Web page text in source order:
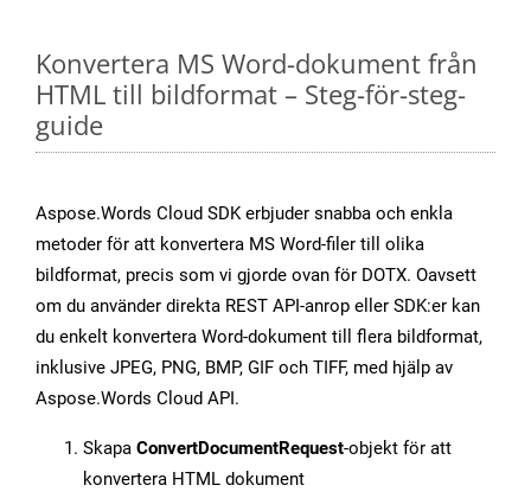
Konvertera MS Word-dokument från
HTML till bildformat – Steg-för-steg-
guide
Aspose.Words Cloud SDK erbjuder snabba och enkla
metoder för att konvertera MS Word-filer till olika
bildformat, precis som vi gjorde ovan för DOTX. Oavsett
om du använder direkta REST API-anrop eller SDK:er kan
du enkelt konvertera Word-dokument till flera bildformat,
inklusive JPEG, PNG, BMP, GIF och TIFF, med hjälp av
Aspose.Words Cloud API.
Skapa ConvertDocumentRequest-objekt för att
konvertera HTML dokument